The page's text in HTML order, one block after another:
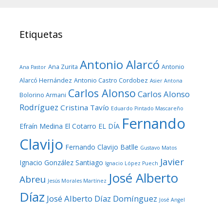
Etiquetas
Ana Pastor Ana Zurita Antonio Alarcó Antonio
Alarcó Hernández Antonio Castro Cordobez Asier Antona
Bolorino Armani Carlos Alonso Carlos Alonso
Rodríguez Cristina Tavío Eduardo Pintado Mascareño
Efraín Medina El Cotarro EL DÍA Fernando
Clavijo Fernando Clavijo Batlle Gustavo Matos
Ignacio González Santiago Ignacio López Puech Javier
Abreu Jesús Morales Martínez José Alberto
Díaz José Alberto Díaz Domínguez José Angel